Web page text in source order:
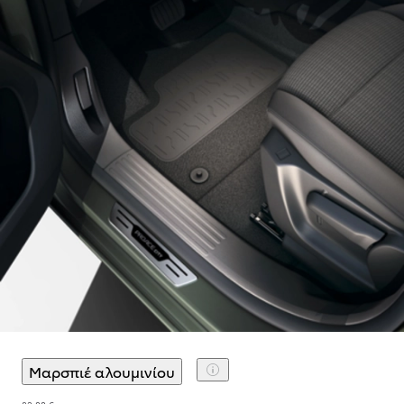
Μαρσπιέ αλουμινίου Επιλογή αξεσουάρ